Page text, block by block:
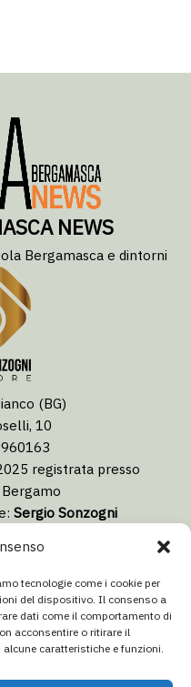
tecnologie come i cookie per
del dispositivo. Il consenso a
dati come il comportamento di
acconsentire o ritirare il
caratteristiche e funzioni.
NEWS
Bergamasca e dintorni
(BG)
10
registrata presso
Sergio Sonzogni